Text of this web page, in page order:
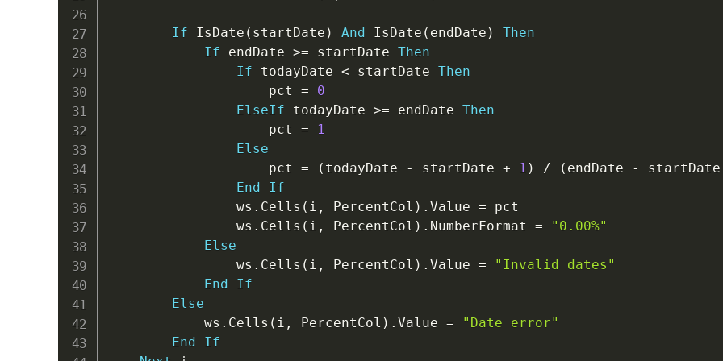
If IsDate ( startDate ) And IsDate ( endDate )
Then
If endDate >= startDate Then
If todayDate < startDate Then
                    pct
=
0
ElseIf todayDate >= endDate Then
                    pct
=
1
Else
                    pct
= ( todayDate - startDate + 1 ) / ( endDate - startDate
End
If
                ws
. Cells ( i , PercentCol ) . Value = pct
                ws
. Cells ( i , PercentCol ) . NumberFormat =
"0.00%"
Else
                ws
. Cells ( i , PercentCol ) . Value =
"Invalid dates"
End
If
Else
            ws
. Cells ( i , PercentCol ) . Value =
"Date error"
End
If